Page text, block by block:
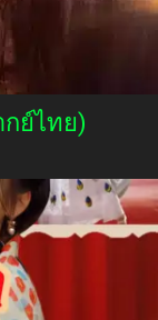
กย์ไทย)